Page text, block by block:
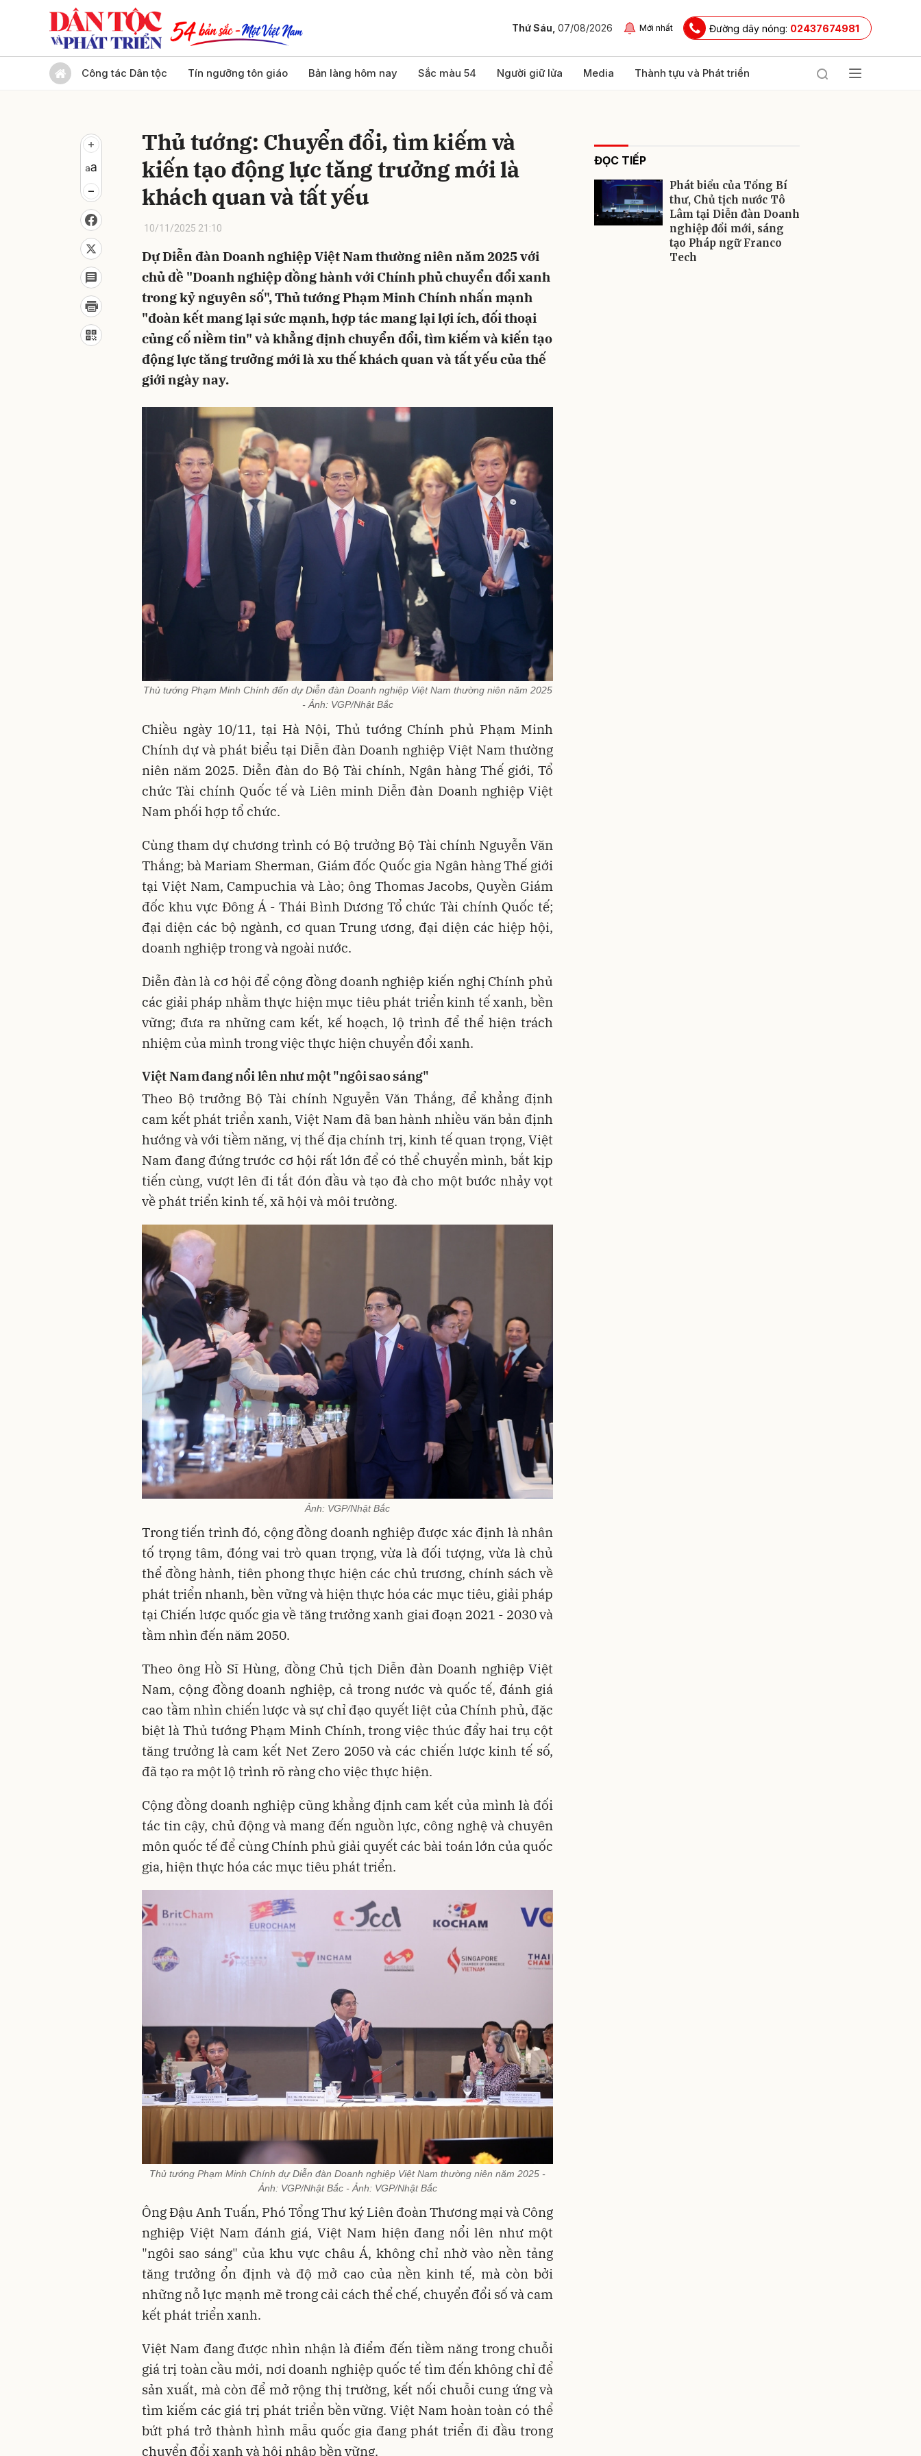
Thứ Sáu, 07/08/2026 Mới nhất Đường dây nóng: 02437674981
Công tác Dân tộc Tín ngưỡng tôn giáo Bản làng hôm nay Sắc màu 54 Người giữ lửa Media Thành tựu và Phát triển
Thủ tướng: Chuyển đổi, tìm kiếm và
kiến tạo động lực tăng trưởng mới là
khách quan và tất yếu
10/11/2025 21:10
Dự Diễn đàn Doanh nghiệp Việt Nam thường niên năm 2025 với
chủ đề "Doanh nghiệp đồng hành với Chính phủ chuyển đổi xanh
trong kỷ nguyên số", Thủ tướng Phạm Minh Chính nhấn mạnh
"đoàn kết mang lại sức mạnh, hợp tác mang lại lợi ích, đối thoại
củng cố niềm tin" và khẳng định chuyển đổi, tìm kiếm và kiến tạo
động lực tăng trưởng mới là xu thế khách quan và tất yếu của thế
giới ngày nay.
Thủ tướng Phạm Minh Chính đến dự Diễn đàn Doanh nghiệp Việt Nam thường niên năm 2025
- Ảnh: VGP/Nhật Bắc
Chiều ngày 10/11, tại Hà Nội, Thủ tướng Chính phủ Phạm Minh
Chính dự và phát biểu tại Diễn đàn Doanh nghiệp Việt Nam thường
niên năm 2025. Diễn đàn do Bộ Tài chính, Ngân hàng Thế giới, Tổ
chức Tài chính Quốc tế và Liên minh Diễn đàn Doanh nghiệp Việt
Nam phối hợp tổ chức.
Cùng tham dự chương trình có Bộ trưởng Bộ Tài chính Nguyễn Văn
Thắng; bà Mariam Sherman, Giám đốc Quốc gia Ngân hàng Thế giới
tại Việt Nam, Campuchia và Lào; ông Thomas Jacobs, Quyền Giám
đốc khu vực Đông Á - Thái Bình Dương Tổ chức Tài chính Quốc tế;
đại diện các bộ ngành, cơ quan Trung ương, đại diện các hiệp hội,
doanh nghiệp trong và ngoài nước.
Diễn đàn là cơ hội để cộng đồng doanh nghiệp kiến nghị Chính phủ
các giải pháp nhằm thực hiện mục tiêu phát triển kinh tế xanh, bền
vững; đưa ra những cam kết, kế hoạch, lộ trình để thể hiện trách
nhiệm của mình trong việc thực hiện chuyển đổi xanh.
Việt Nam đang nổi lên như một "ngôi sao sáng"
Theo Bộ trưởng Bộ Tài chính Nguyễn Văn Thắng, để khẳng định
cam kết phát triển xanh, Việt Nam đã ban hành nhiều văn bản định
hướng và với tiềm năng, vị thế địa chính trị, kinh tế quan trọng, Việt
Nam đang đứng trước cơ hội rất lớn để có thể chuyển mình, bắt kịp
tiến cùng, vượt lên đi tắt đón đầu và tạo đà cho một bước nhảy vọt
về phát triển kinh tế, xã hội và môi trường.
Ảnh: VGP/Nhật Bắc
Trong tiến trình đó, cộng đồng doanh nghiệp được xác định là nhân
tố trọng tâm, đóng vai trò quan trọng, vừa là đối tượng, vừa là chủ
thể đồng hành, tiên phong thực hiện các chủ trương, chính sách về
phát triển nhanh, bền vững và hiện thực hóa các mục tiêu, giải pháp
tại Chiến lược quốc gia về tăng trưởng xanh giai đoạn 2021 - 2030 và
tầm nhìn đến năm 2050.
Theo ông Hồ Sĩ Hùng, đồng Chủ tịch Diễn đàn Doanh nghiệp Việt
Nam, cộng đồng doanh nghiệp, cả trong nước và quốc tế, đánh giá
cao tầm nhìn chiến lược và sự chỉ đạo quyết liệt của Chính phủ, đặc
biệt là Thủ tướng Phạm Minh Chính, trong việc thúc đẩy hai trụ cột
tăng trưởng là cam kết Net Zero 2050 và các chiến lược kinh tế số,
đã tạo ra một lộ trình rõ ràng cho việc thực hiện.
Cộng đồng doanh nghiệp cũng khẳng định cam kết của mình là đối
tác tin cậy, chủ động và mang đến nguồn lực, công nghệ và chuyên
môn quốc tế để cùng Chính phủ giải quyết các bài toán lớn của quốc
gia, hiện thực hóa các mục tiêu phát triển.
Thủ tướng Phạm Minh Chính dự Diễn đàn Doanh nghiệp Việt Nam thường niên năm 2025 -
Ảnh: VGP/Nhật Bắc - Ảnh: VGP/Nhật Bắc
Ông Đậu Anh Tuấn, Phó Tổng Thư ký Liên đoàn Thương mại và Công
nghiệp Việt Nam đánh giá, Việt Nam hiện đang nổi lên như một
"ngôi sao sáng" của khu vực châu Á, không chỉ nhờ vào nền tảng
tăng trưởng ổn định và độ mở cao của nền kinh tế, mà còn bởi
những nỗ lực mạnh mẽ trong cải cách thể chế, chuyển đổi số và cam
kết phát triển xanh.
Việt Nam đang được nhìn nhận là điểm đến tiềm năng trong chuỗi
giá trị toàn cầu mới, nơi doanh nghiệp quốc tế tìm đến không chỉ để
sản xuất, mà còn để mở rộng thị trường, kết nối chuỗi cung ứng và
tìm kiếm các giá trị phát triển bền vững. Việt Nam hoàn toàn có thể
bứt phá trở thành hình mẫu quốc gia đang phát triển đi đầu trong
chuyển đổi xanh và hội nhập bền vững.
ĐỌC TIẾP
Phát biểu của Tổng Bí
thư, Chủ tịch nước Tô
Lâm tại Diễn đàn Doanh
nghiệp đổi mới, sáng
tạo Pháp ngữ Franco
Tech
Gửi bình luận
Gửi